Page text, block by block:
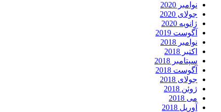
نوامبر 2020
جولای 2020
ژانویه 2020
آگوست 2019
نوامبر 2018
اکتبر 2018
سپتامبر 2018
آگوست 2018
جولای 2018
ژوئن 2018
می 2018
آوریل 2018